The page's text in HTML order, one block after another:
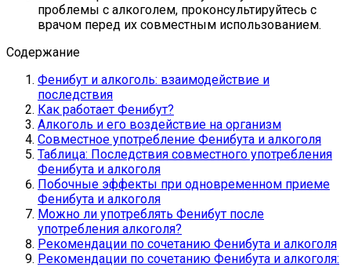
проблемы с алкоголем, проконсультируйтесь с
врачом перед их совместным использованием.
Содержание
Фенибут и алкоголь: взаимодействие и
последствия
Как работает Фенибут?
Алкоголь и его воздействие на организм
Совместное употребление Фенибута и алкоголя
Таблица: Последствия совместного употребления
Фенибута и алкоголя
Побочные эффекты при одновременном приеме
Фенибута и алкоголя
Можно ли употреблять Фенибут после
употребления алкоголя?
Рекомендации по сочетанию Фенибута и алкоголя
Рекомендации по сочетанию Фенибута и алкоголя: